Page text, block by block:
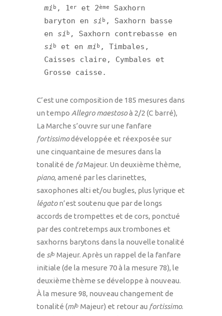
mi b , 1er et 2ème
Saxhorn
baryton en si b , Saxhorn basse
en si b
si b et en mi b , Timbales,
Caisses claire, Cymbales et
Grosse caisse.
C’est une composition de 185 mesures dans
un tempo Allegro maestosoà 2/2 (C barré),
La Marche s’ouvre sur une fanfare
fortissimodéveloppée et réexposée sur
une cinquantaine de mesures dans la
tonalité de faMajeur. Un deuxième thème,
piano, amené par les clarinettes,
saxophones alti et/ou bugles, plus lyrique et
légaton’est soutenu que par de longs
accords de trompettes et de cors, ponctué
par des contretemps aux trombones et
saxhorns barytons dans la nouvelle tonalité
de sib Majeur. Après un rappel de la fanfare
initiale (de la mesure 70 à la mesure 78), le
deuxième thème se développe à nouveau.
À la mesure 98, nouveau changement de
tonalité (mib Majeur) et retour au fortissimo.